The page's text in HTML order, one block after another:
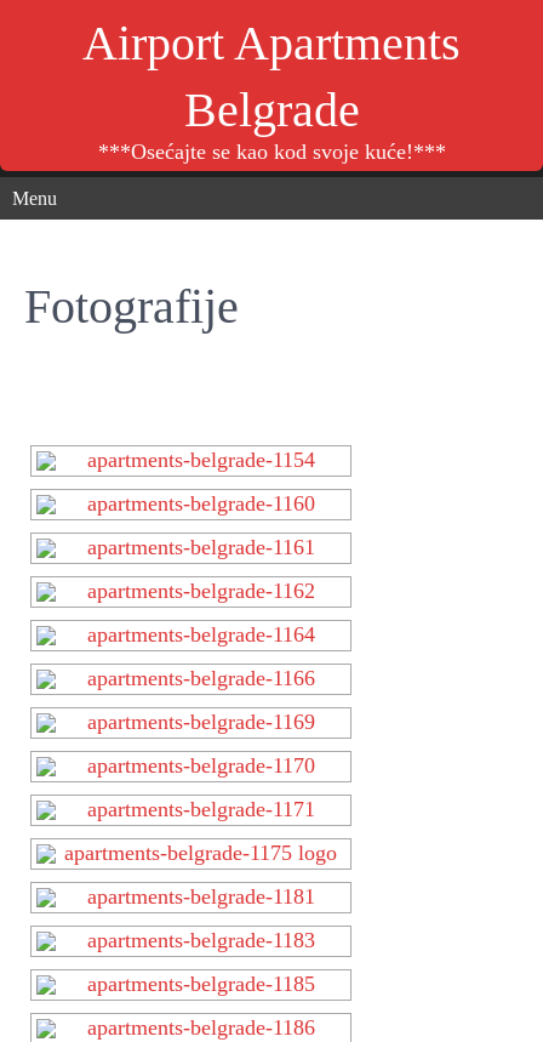
Airport Apartments
Belgrade
***Osećajte se kao kod svoje kuće!***
Menu
Fotografije